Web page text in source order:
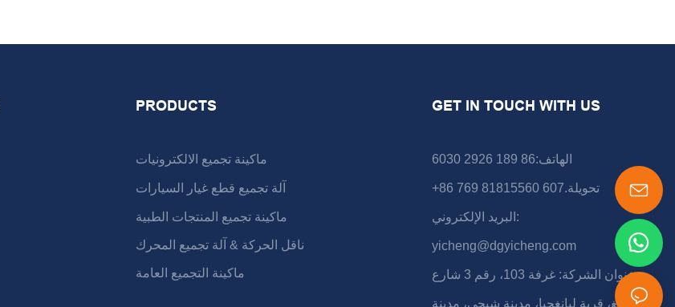
PRODUCTS
ماكينة تجميع الالكترونيات
آلة تجميع قطع غيار السيارات
ماكينة تجميع المنتجات الطبية
ناقل الحركة & آلة تجميع المحرك
ماكينة التجميع العامة
GET IN TOUCH WITH US
الهاتف:86 189 2926 6030
+86 769 81815560 تحويلة.607
البريد الإلكتروني:
yicheng@dgyicheng.com
عنوان الشركة: غرفة 103، رقم 3 شارع
شونشينغ، قرية ليانغجيا، مدينة شيجي، مدينة